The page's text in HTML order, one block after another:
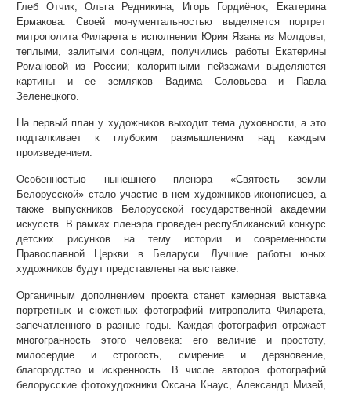
Глеб Отчик, Ольга Редникина, Игорь Гордиёнок, Екатерина
Ермакова. Своей монументальностью выделяется портрет
митрополита Филарета в исполнении Юрия Язана из Молдовы;
теплыми, залитыми солнцем, получились работы Екатерины
Романовой из России; колоритными пейзажами выделяются
картины и ее земляков Вадима Соловьева и Павла
Зеленецкого.
На первый план у художников выходит тема духовности, а это
подталкивает к глубоким размышлениям над каждым
произведением.
Особенностью нынешнего пленэра «Святость земли
Белорусской» стало участие в нем художников-иконописцев, а
также выпускников Белорусской государственной академии
искусств. В рамках пленэра проведен республиканский конкурс
детских рисунков на тему истории и современности
Православной Церкви в Беларуси. Лучшие работы юных
художников будут представлены на выставке.
Органичным дополнением проекта станет камерная выставка
портретных и сюжетных фотографий митрополита Филарета,
запечатленного в разные годы. Каждая фотография отражает
многогранность этого человека: его величие и простоту,
милосердие и строгость, смирение и дерзновение,
благородство и искренность. В числе авторов фотографий
белорусские фотохудожники Оксана Кнаус, Александр Мизей,